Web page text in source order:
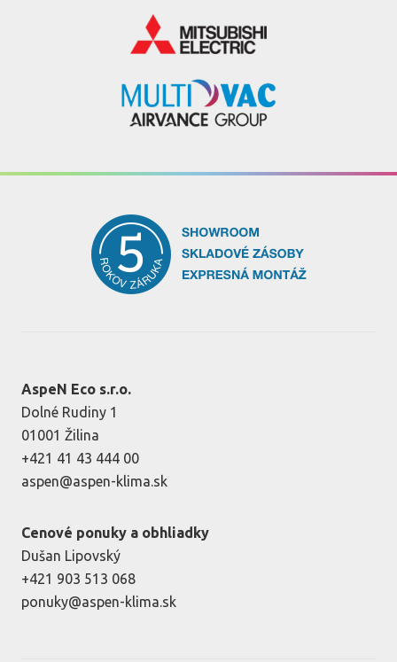
AspeN Eco s.r.o.
Dolné Rudiny 1
01001 Žilina
+421 41 43 444 00
aspen@aspen-klima.sk
Cenové ponuky a obhliadky
Dušan Lipovský
+421 903 513 068
ponuky@aspen-klima.sk